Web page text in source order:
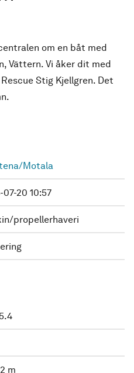
om en båt med
Vättern. Vi åker dit med
Stig Kjellgren. Det
Motala
20 10:57
propellerhaveri
m